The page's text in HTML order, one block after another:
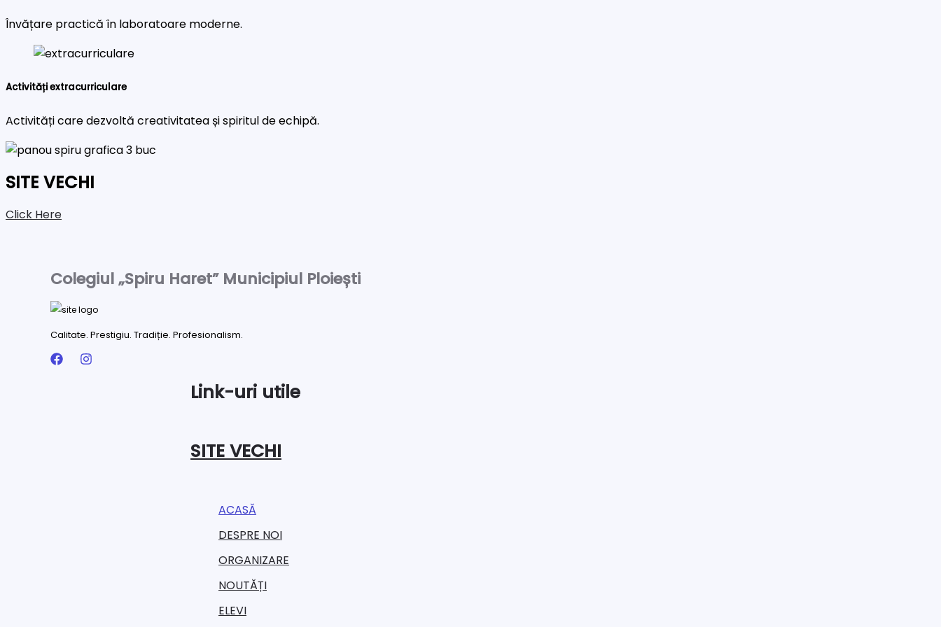
Învățare practică în laboratoare moderne.
Activități extracurriculare
Activități care dezvoltă creativitatea și spiritul de echipă.
SITE VECHI
Click Here
Colegiul „Spiru Haret” Municipiul Ploiești
Calitate. Prestigiu. Tradiție. Profesionalism.
Link-uri utile
SITE VECHI
ACASĂ
DESPRE NOI
ORGANIZARE​
NOUTĂȚI
ELEVI